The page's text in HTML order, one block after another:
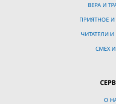
ВЕРА И
ПРИЯТНОЕ
ЧИТАТЕЛИ И
СМЕХ И
О